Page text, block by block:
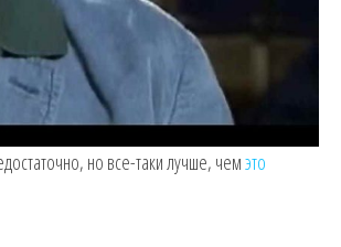
но все-таки лучше, чемэто